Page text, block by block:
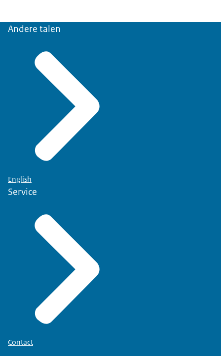
Andere talen
English
Service
Contact